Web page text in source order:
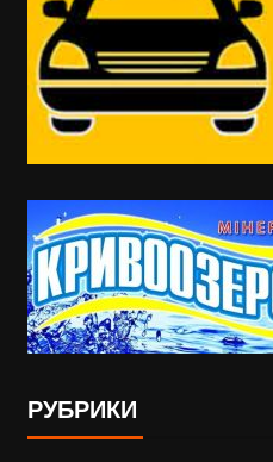
РУБРИКИ